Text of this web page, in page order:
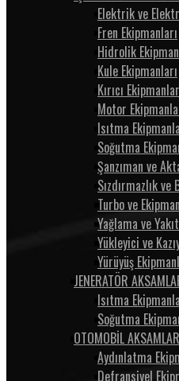
Elektrik ve
Fren Ekipmanları
Hidrolik
Kule Ekipmanları
Kırıcı
Motor
Isıtma
Soğutma
Şanzıman ve
Sızdırmazlık ve
Turbo ve
Yağlama ve
Yükleyici ve
Yürüyüş
JENERATÖR
Isıtma
Soğutma
OTOMOBİL
Aydınlatma
Defransiyel